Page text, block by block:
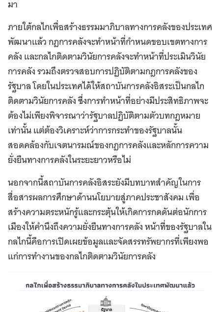
มา
ภายใต้กลไกเพื่อสร้างธรรมมาภิบาลทางการคลังของประเทศ
พัฒนาแล้ว กฎการคลังจะทำหน้าที่กำหนดขอบเขตทางการ
คลัง และกลไกติดตามวินัยการคลังจะทำหน้าที่ประเมินวินัย
การคลัง รวมถึงตรวจสอบการปฏิบัติตามกฎการคลังของ
รัฐบาล โดยในประเทศได้ให้สถาบันการคลังอิสระเป็นกลไก
ติดตามวินัยการคลัง ซึ่งการทำหน้าที่อย่างมีประสิทธิภาพจะ
ต้องไม่เพียงพิจารณาว่ารัฐบาลปฏิบัติตามตัวบทกฎหมาย
เท่านั้น แต่ต้องวิเคราะห์ว่าการกระทำของรัฐบาลนั้น
สอดคล้องกับเจตนารมณ์ของกฎการคลังและหลักการความ
ยั่งยืนทางการคลังในระยะยาวหรือไม่
นอกจากนี้สถาบันการคลังอิสระยังมีบทบาทสำคัญในการ
สื่อสารผลการศึกษาด้านนโยบายสู่ภาคประชาสังคม เพื่อ
สร้างความตระหนักรู้และกระตุ้นให้เกิดการกดดันต่อนักการ
เมืองให้คำนึงถึงความยั่งยืนทางการคลัง หน้าที่ของรัฐบาลใน
กลไกนี้คือการเปิดเผยข้อมูลและจัดสรรทรัพยากรที่เพียงพอ
แก่การทำงานของกลไกติดตามวินัยการคลัง